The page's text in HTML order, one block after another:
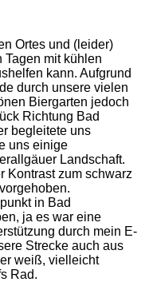
Ortes und (leider)
Tagen mit kühlen
kann. Aufgrund
durch unsere vielen
Biergarten jedoch
Richtung Bad
begleitete uns
uns einige
Landschaft.
Kontrast zum schwarz
in Bad
ja es war eine
durch mein E-
Strecke auch aus
weiß, vielleicht
Rad.